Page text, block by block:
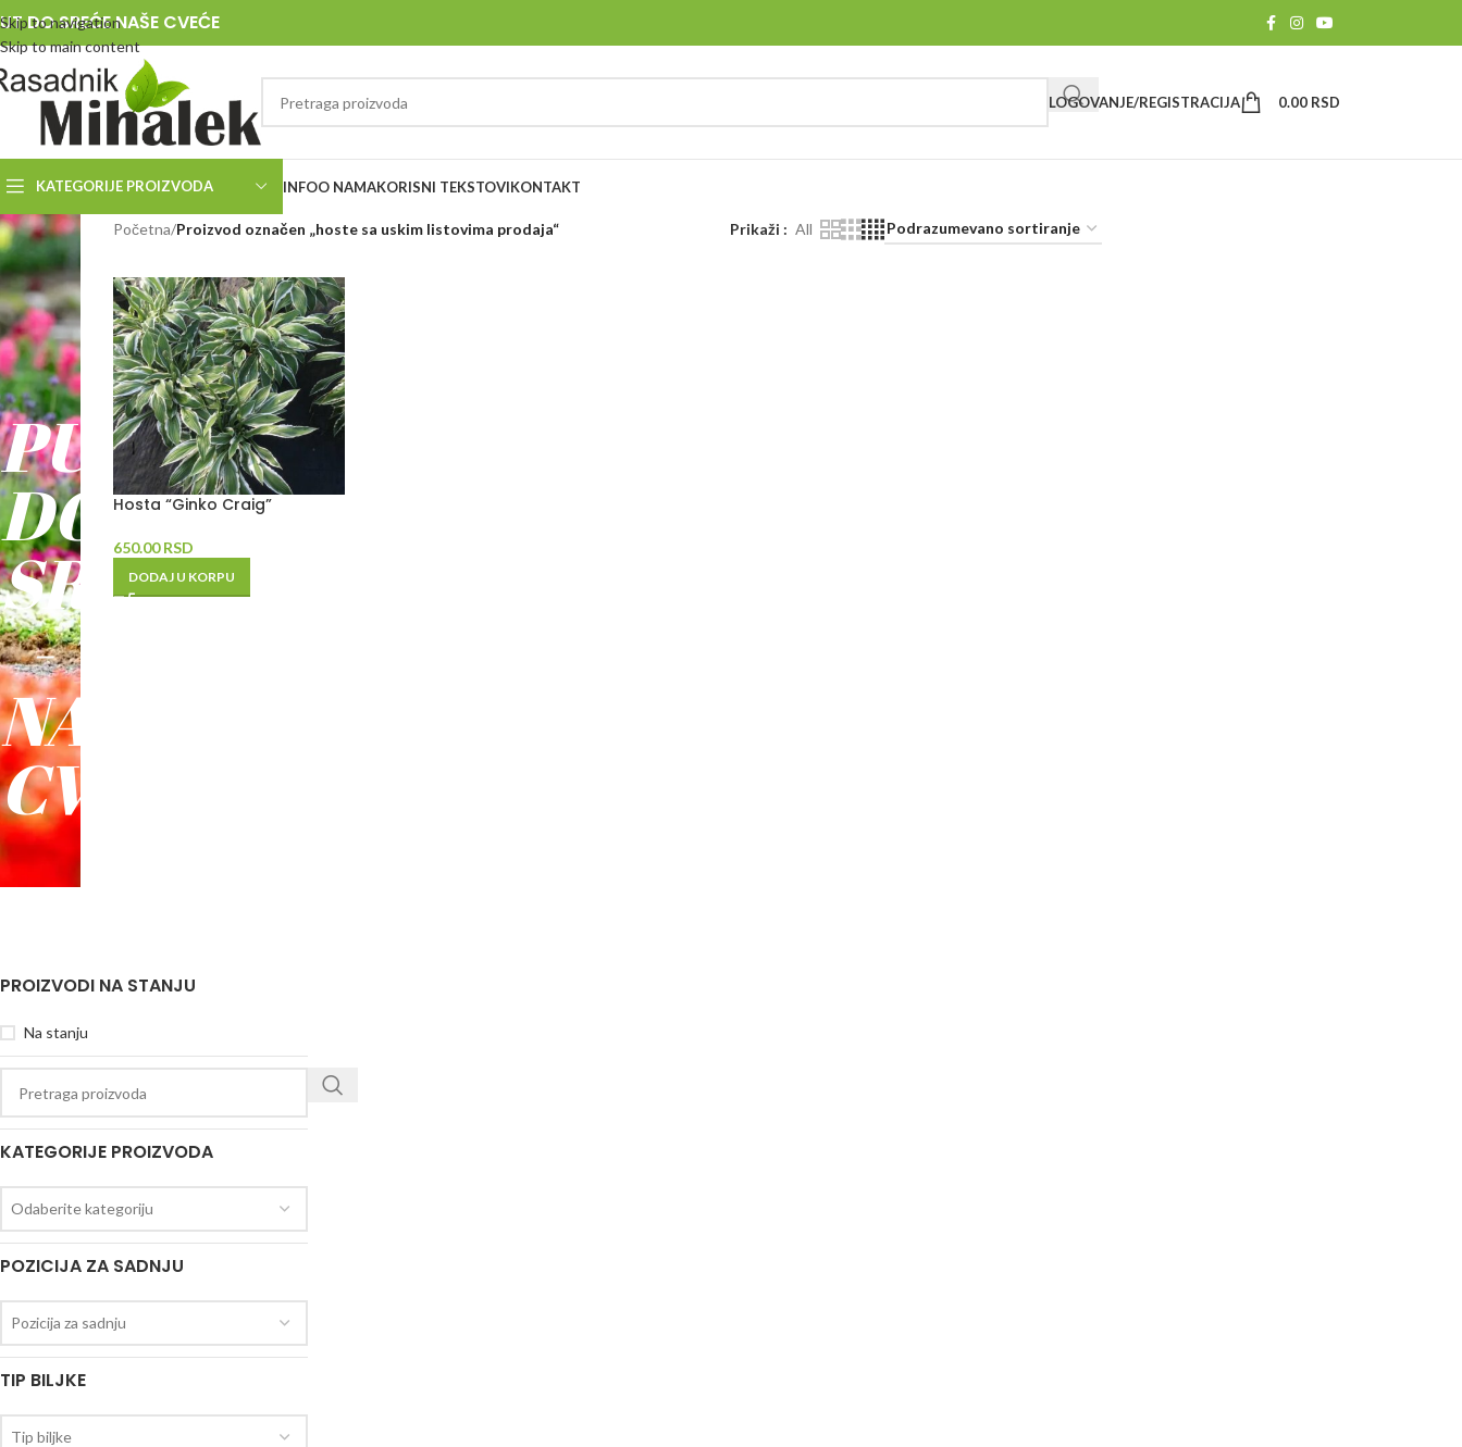
Skip to navigation
Skip to main content
DO SREĆE NAŠE CVEĆE
LOGOVANJE/REGISTRACIJA 0.00 RSD
KATEGORIJE PROIZVODA INFOO NAMAKORISNI TEKSTOVIKONTAKT
RASADNIK
MIHALEK
PUT
DO
SREĆE
-
NAŠE
CVEĆE
Početna/Proizvod označen „hoste sa uskim listovima prodaja“ Prikaži All
Hosta “Ginko Craig”
650.00RSD
DODAJ U KORPU
PROIZVODI NA STANJU
Na stanju
KATEGORIJE PROIZVODA
Odaberite kategoriju
POZICIJA ZA SADNJU
Pozicija za sadnju
TIP BILJKE
Tip biljke